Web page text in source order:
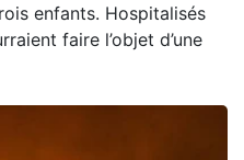
enfants. Hospitalisés
faire l’objet d’une